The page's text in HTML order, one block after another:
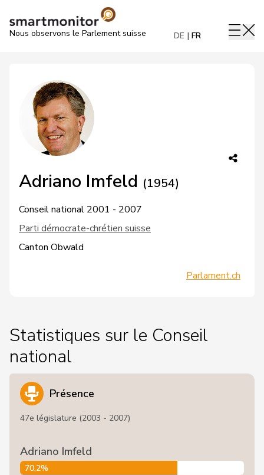
Nous observons le Parlement suisse DE FR
Adriano Imfeld (1954)
Conseil national 2001 - 2007
Parti démocrate-chrétien suisse
Canton Obwald
Parlament.ch
Statistiques sur le Conseil
national
Présence
47e législature (2003 - 2007)
Adriano Imfeld
70,2%